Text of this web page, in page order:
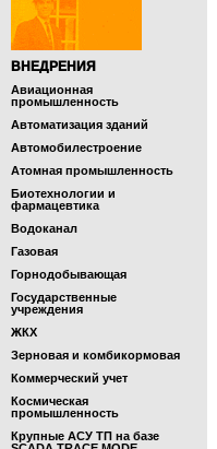
ВНЕДРЕНИЯ
Авиационная
промышленность
Автоматизация зданий
Автомобилестроение
Атомная промышленность
Биотехнологии и
фармацевтика
Водоканал
Газовая
Горнодобывающая
Государственные
учреждения
ЖКХ
Зерновая и комбикормовая
Коммерческий учет
Космическая
промышленность
Крупные АСУ ТП на базе